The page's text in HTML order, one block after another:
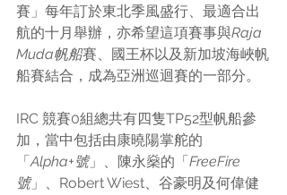
賽」每年訂於東北季風盛行、最適合出
航的十月舉辦，亦希望這項賽事與Raja
Muda帆船賽、國王杯以及新加坡海峽帆
船賽結合，成為亞洲巡迴賽的一部分。
IRC 競賽0組總共有四隻TP52型帆船參
加，當中包括由康曉陽掌舵的
「Alpha+號」、 陳永燊的「 FreeFire
號」、Robert Wiest、谷豪明及何偉健